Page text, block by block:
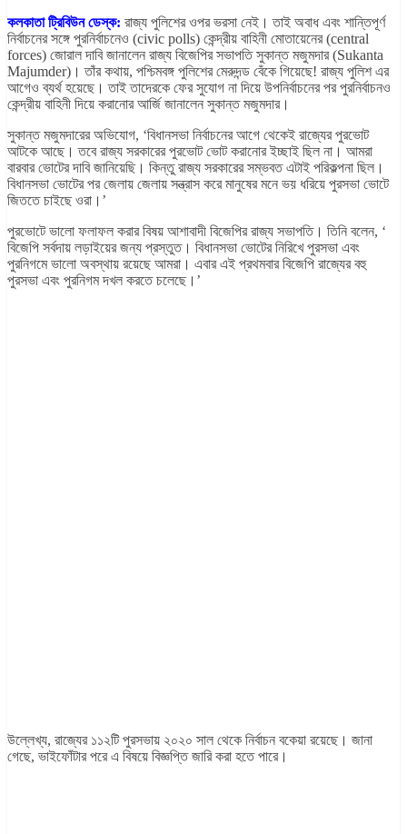
কলকাতা ট্রিবিউন ডেস্ক: রাজ্য পুলিশের ওপর ভরসা নেই। তাই অবাধ এবং শান্তিপূর্ণ
নির্বাচনের সঙ্গে পুরনির্বাচনেও (civic polls) কেন্দ্রীয় বাহিনী মোতায়েনের (central
forces) জোরাল দাবি জানালেন রাজ্য বিজেপির সভাপতি সুকান্ত মজুমদার (Sukanta
Majumder)। তাঁর কথায়, পশ্চিমবঙ্গ পুলিশের মেরুদন্ড বেঁকে গিয়েছে! রাজ্য পুলিশ এর
আগেও ব্যর্থ হয়েছে। তাই তাদেরকে ফের সুযোগ না দিয়ে উপনির্বাচনের পর পুরনির্বাচনও
কেন্দ্রীয় বাহিনী দিয়ে করানোর আর্জি জানালেন সুকান্ত মজুমদার।
সুকান্ত মজুমদারের অভিযোগ, ‘বিধানসভা নির্বাচনের আগে থেকেই রাজ্যের পুরভোট
আটকে আছে। তবে রাজ্য সরকারের পুরভোট ভোট করানোর ইচ্ছাই ছিল না। আমরা
বারবার ভোটের দাবি জানিয়েছি। কিন্তু রাজ্য সরকারের সম্ভবত এটাই পরিকল্পনা ছিল।
বিধানসভা ভোটের পর জেলায় জেলায় সন্ত্রাস করে মানুষের মনে ভয় ধরিয়ে পুরসভা ভোটে
জিততে চাইছে ওরা।’
পুরভোটে ভালো ফলাফল করার বিষয় আশাবাদী বিজেপির রাজ্য সভাপতি। তিনি বলেন, ‘
বিজেপি সর্বদায় লড়াইয়ের জন্য প্রস্তুত। বিধানসভা ভোটের নিরিখে পুরসভা এবং
পুরনিগমে ভালো অবস্থায় রয়েছে আমরা। এবার এই প্রথমবার বিজেপি রাজ্যের বহু
পুরসভা এবং পুরনিগম দখল করতে চলেছে।’
উল্লেখ্য, রাজ্যের ১১২টি পুরসভায় ২০২০ সাল থেকে নির্বাচন বকেয়া রয়েছে। জানা
গেছে, ভাইফোঁটার পরে এ বিষয়ে বিজ্ঞপ্তি জারি করা হতে পারে।